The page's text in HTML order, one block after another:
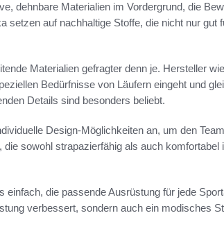
dehnbare Materialien im Vordergrund, die
setzen auf nachhaltige Stoffe, die nicht nur gut
Materialien gefragter denn je. Hersteller
Bedürfnisse von Läufern eingeht und
Details sind besonders beliebt.
Design-Möglichkeiten an, um den
sowohl strapazierfähig als auch
einfach, die passende Ausrüstung für jede
verbessert, sondern auch ein modisches